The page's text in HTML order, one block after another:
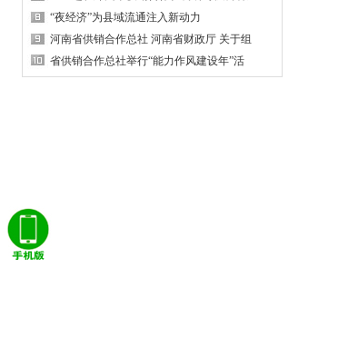
“夜经济”为县域流通注入新动力
河南省供销合作总社 河南省财政厅 关于组
省供销合作总社举行“能力作风建设年”活